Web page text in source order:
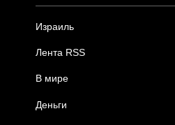
Израиль
Лента RSS
В мире
Деньги